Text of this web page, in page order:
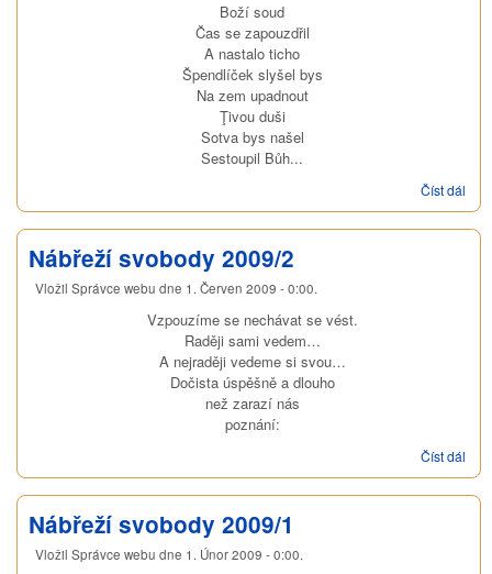
Boží soud
Čas se zapouzdřil
A nastalo ticho
Špendlíček slyšel bys
Na zem upadnout
Ţivou duši
Sotva bys našel
Sestoupil Bůh...
Číst dál
Nábřeží svobody 2009/2
Vložil Správce webu dne 1. Červen 2009 - 0:00.
Vzpouzíme se nechávat se vést.
Raději sami vedem…
A nejraději vedeme si svou…
Dočista úspěšně a dlouho
než zarazí nás
poznání:
Číst dál
Nábřeží svobody 2009/1
Vložil Správce webu dne 1. Únor 2009 - 0:00.